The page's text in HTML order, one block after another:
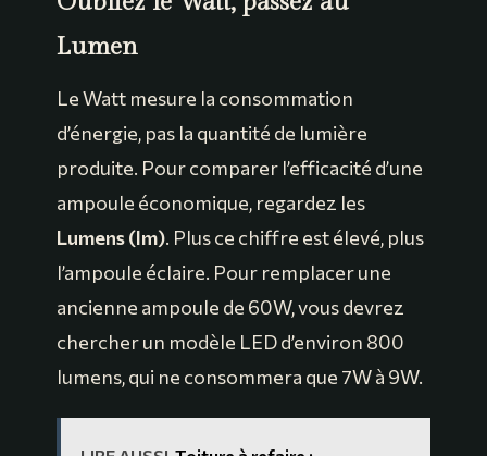
Lumen
Le Watt mesure la consommation
d’énergie, pas la quantité de lumière
produite. Pour comparer l’efficacité d’une
ampoule économique, regardez les
Lumens (lm). Plus ce chiffre est élevé, plus
l’ampoule éclaire. Pour remplacer une
ancienne ampoule de 60W, vous devrez
chercher un modèle LED d’environ 800
lumens, qui ne consommera que 7W à 9W.